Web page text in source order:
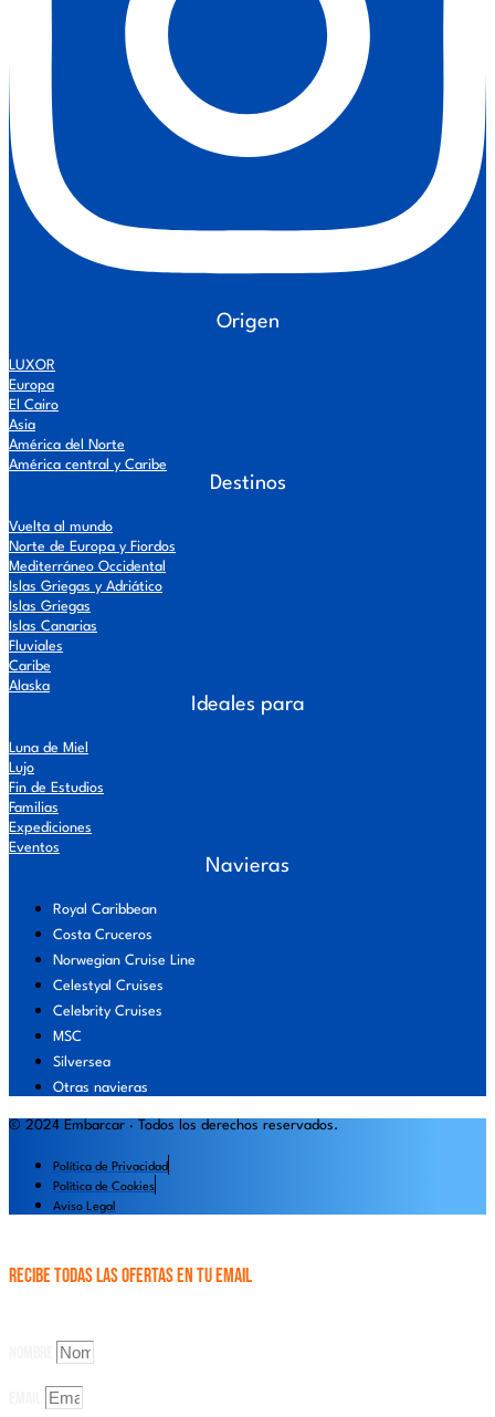
Origen
LUXOR
Europa
El Cairo
Asia
América del Norte
América central y Caribe
Destinos
Vuelta al mundo
Norte de Europa y Fiordos
Mediterráneo Occidental
Islas Griegas y Adriático
Islas Griegas
Islas Canarias
Fluviales
Caribe
Alaska
Ideales para
Luna de Miel
Lujo
Fin de Estudios
Familias
Expediciones
Eventos
Navieras
Royal Caribbean
Costa Cruceros
Norwegian Cruise Line
Celestyal Cruises
Celebrity Cruises
MSC
Silversea
Otras navieras
© 2024 Embarcar · Todos los derechos reservados.
Política de Privacidad
Política de Cookies
Aviso Legal
Recibe todas las OFERTAS en tu email
Suscribiéndote a nuestro Newsletter